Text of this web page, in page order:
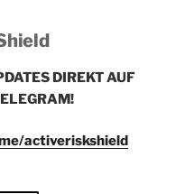
DIREKT AUF
activeriskshield